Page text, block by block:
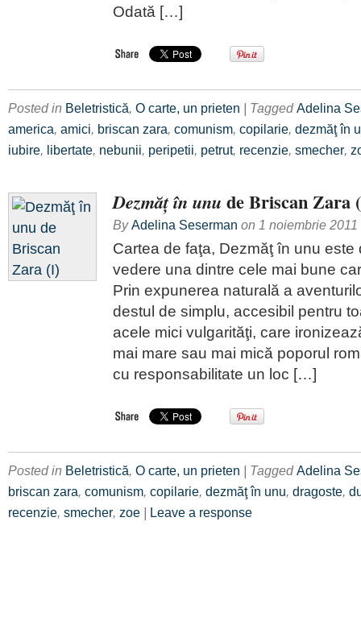
Odată […]
Posted in Beletristică, O carte, un prieten | TaggedAdelina
america, amici, briscan zara, comunism, copilarie, dezmăţ în
iubire, libertate, nebunii, peripetii, petrut, recenzie, smecher,
Dezmăţ în unu de Briscan Zara
ByAdelina Seserman on 1 noiembrie 2011
Cartea de faţa, Dezmăţ în unu
vedere una dintre cele mai bune
Prin expunerea naturală a
destul de simplu, accesibil pentru
acele mici vulgarităţi, care
mai mare sau mai mică poporul
cu responsabilitate un loc […]
Posted in Beletristică, O carte, un prieten | TaggedAdelina
briscan zara, comunism, copilarie, dezmăţ în unu, dragoste,
recenzie, smecher, zoe | Leave a response